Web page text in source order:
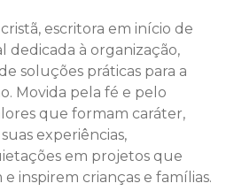
escritora em início de
dedicada à organização,
soluções práticas para a
Movida pela fé e pelo
que formam caráter,
experiências,
em projetos que
inspirem crianças e famílias.